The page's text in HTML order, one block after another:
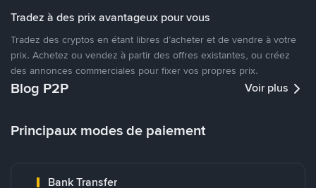
Tradez à des prix avantageux pour vous
Tradez des cryptos en étant libres d’acheter et de vendre à votre
prix. Achetez ou vendez à partir des offres existantes, ou créez
des annonces commerciales pour fixer vos propres prix.
Blog P2P Voir plus
Principaux modes de paiement
Bank Transfer